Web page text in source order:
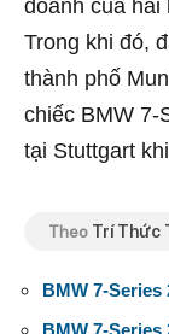
doanh của hai
Trong khi đó,
thành phố
chiếc BMW 7-
tại Stuttgart
Theo Trí Thức
BMW 7-